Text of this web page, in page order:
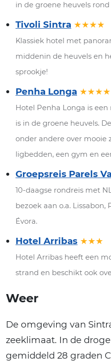
in de groene heuvels
Tivoli Sintra ★★★★
Klassiek hotel met
middenin de heuvels en
sprookje!
Penha Longa
Hotel Penha Longa is
is in de groene heuvels.
onder andere over
ligbedden, een gym en
Groepsreis Parels
10-daagse rondreis met
bezoek aan o.a. Lissabon,
Évora.
Hotel Arribas ★★★
Hotel Arribas heeft een
strand en beschikt ook
Weer
De omgeving van
zeeklimaat. In de
gemiddeld 28 graden